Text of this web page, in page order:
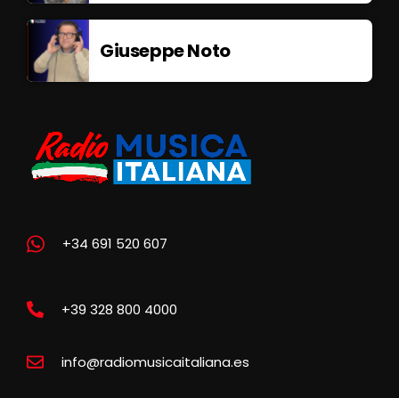
Giuseppe Noto
+34 691 520 607
+39 328 800 4000
info@radiomusicaitaliana.es